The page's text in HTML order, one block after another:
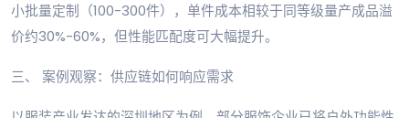
小批量定制（100-300件），单件成本相较于同等级量产成品溢
价约30%-60%，但性能匹配度可大幅提升。
三、 案例观察：供应链如何响应需求